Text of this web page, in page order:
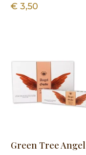
€ 3,50
Green Tree Angel